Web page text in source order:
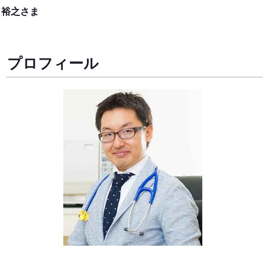
裕之さま
プロフィール